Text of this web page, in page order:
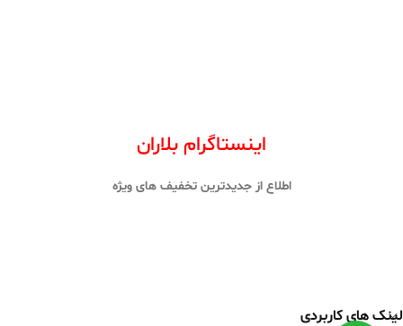
اینستاگرام بلاران
اطلاع از جدیدترین تخفیف های ویژه
لینک های کاربردی